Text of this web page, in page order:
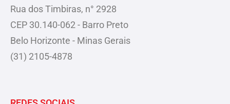
Rua dos Timbiras, n° 2928
CEP 30.140-062 - Barro Preto
Belo Horizonte - Minas Gerais
(31) 2105-4878